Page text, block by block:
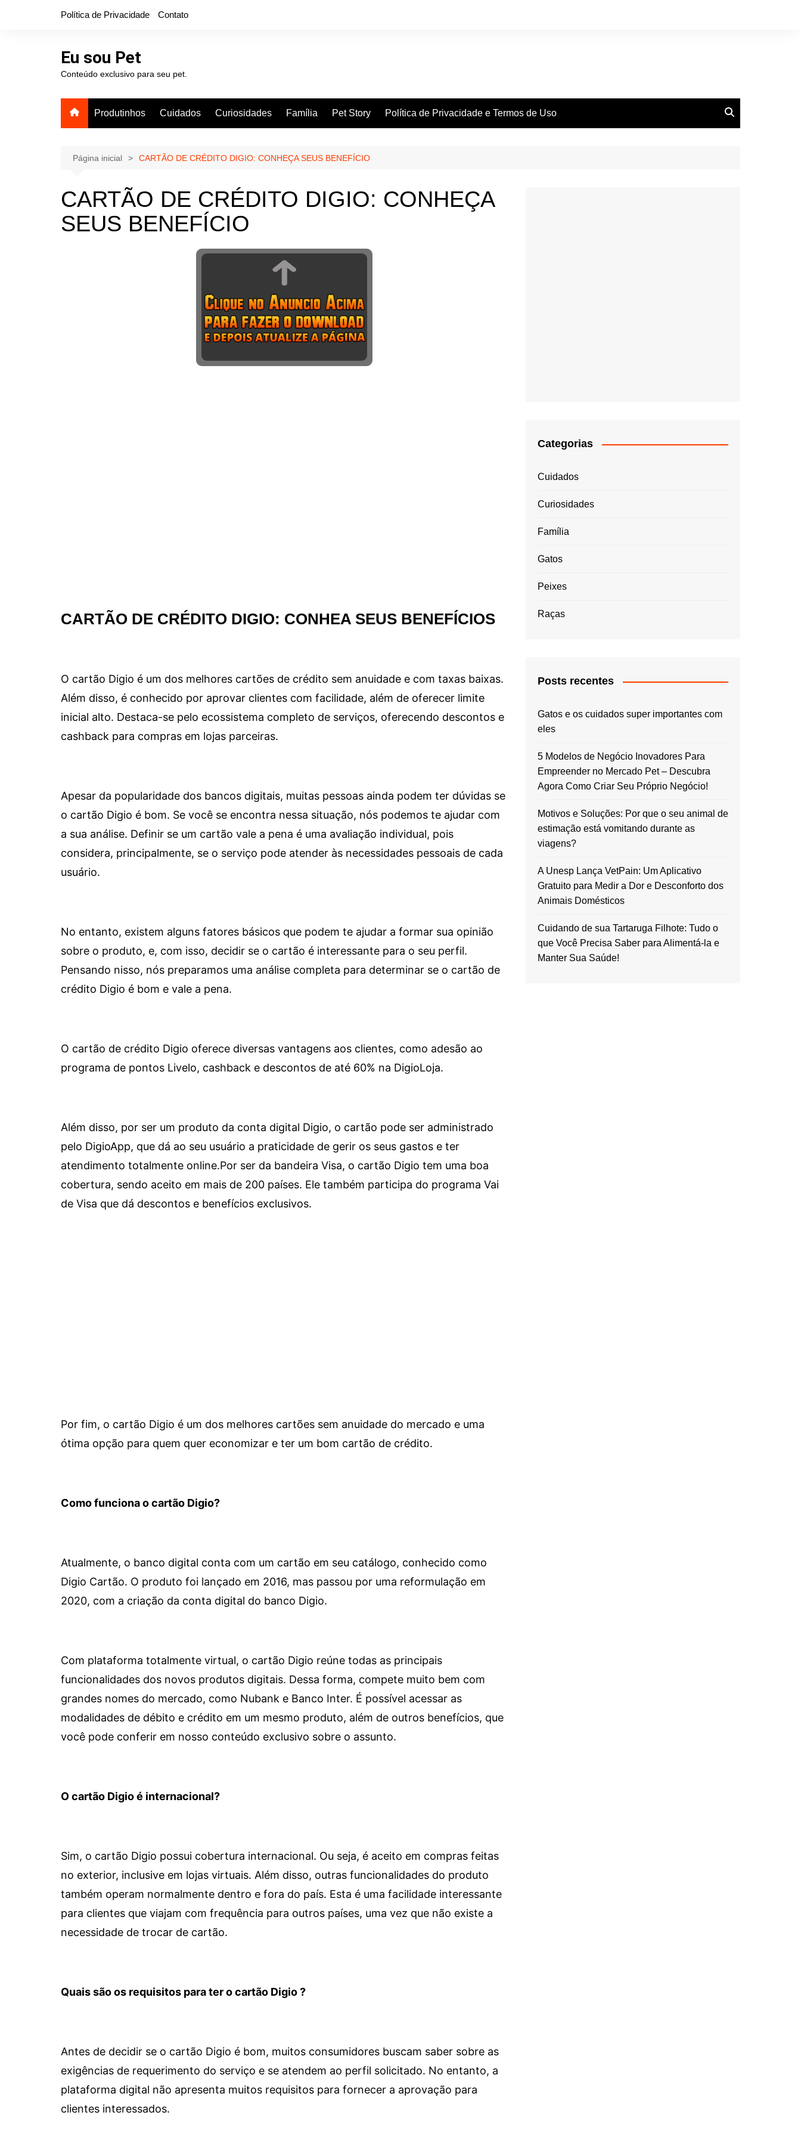
Política de Privacidade Contato
Eu sou Pet
Conteúdo exclusivo para seu pet.
Produtinhos Cuidados Curiosidades Família Pet Story Política de Privacidade e Termos de Uso
Página inicial CARTÃO DE CRÉDITO DIGIO: CONHEÇA SEUS BENEFÍCIO
CARTÃO DE CRÉDITO DIGIO: CONHEÇA
SEUS BENEFÍCIO
CARTÃO DE CRÉDITO DIGIO: CONHEA SEUS BENEFÍCIOS
O cartão Digio é um dos melhores cartões de crédito sem anuidade e com taxas baixas.
Além disso, é conhecido por aprovar clientes com facilidade, além de oferecer limite
inicial alto. Destaca-se pelo ecossistema completo de serviços, oferecendo descontos e
cashback para compras em lojas parceiras.
Apesar da popularidade dos bancos digitais, muitas pessoas ainda podem ter dúvidas se
o cartão Digio é bom. Se você se encontra nessa situação, nós podemos te ajudar com
a sua análise. Definir se um cartão vale a pena é uma avaliação individual, pois
considera, principalmente, se o serviço pode atender às necessidades pessoais de cada
usuário.
No entanto, existem alguns fatores básicos que podem te ajudar a formar sua opinião
sobre o produto, e, com isso, decidir se o cartão é interessante para o seu perfil.
Pensando nisso, nós preparamos uma análise completa para determinar se o cartão de
crédito Digio é bom e vale a pena.
O cartão de crédito Digio oferece diversas vantagens aos clientes, como adesão ao
programa de pontos Livelo, cashback e descontos de até 60% na DigioLoja.
Além disso, por ser um produto da conta digital Digio, o cartão pode ser administrado
pelo DigioApp, que dá ao seu usuário a praticidade de gerir os seus gastos e ter
atendimento totalmente online.Por ser da bandeira Visa, o cartão Digio tem uma boa
cobertura, sendo aceito em mais de 200 países. Ele também participa do programa Vai
de Visa que dá descontos e benefícios exclusivos.
Por fim, o cartão Digio é um dos melhores cartões sem anuidade do mercado e uma
ótima opção para quem quer economizar e ter um bom cartão de crédito.
Como funciona o cartão Digio?
Atualmente, o banco digital conta com um cartão em seu catálogo, conhecido como
Digio Cartão. O produto foi lançado em 2016, mas passou por uma reformulação em
2020, com a criação da conta digital do banco Digio.
Com plataforma totalmente virtual, o cartão Digio reúne todas as principais
funcionalidades dos novos produtos digitais. Dessa forma, compete muito bem com
grandes nomes do mercado, como Nubank e Banco Inter. É possível acessar as
modalidades de débito e crédito em um mesmo produto, além de outros benefícios, que
você pode conferir em nosso conteúdo exclusivo sobre o assunto.
O cartão Digio é internacional?
Sim, o cartão Digio possui cobertura internacional. Ou seja, é aceito em compras feitas
no exterior, inclusive em lojas virtuais. Além disso, outras funcionalidades do produto
também operam normalmente dentro e fora do país. Esta é uma facilidade interessante
para clientes que viajam com frequência para outros países, uma vez que não existe a
necessidade de trocar de cartão.
Quais são os requisitos para ter o cartão Digio ?
Antes de decidir se o cartão Digio é bom, muitos consumidores buscam saber sobre as
exigências de requerimento do serviço e se atendem ao perfil solicitado. No entanto, a
plataforma digital não apresenta muitos requisitos para fornecer a aprovação para
clientes interessados.
Categorias
Cuidados
Curiosidades
Família
Gatos
Peixes
Raças
Posts recentes
Gatos e os cuidados super importantes com
eles
5 Modelos de Negócio Inovadores Para
Empreender no Mercado Pet – Descubra
Agora Como Criar Seu Próprio Negócio!
Motivos e Soluções: Por que o seu animal de
estimação está vomitando durante as
viagens?
A Unesp Lança VetPain: Um Aplicativo
Gratuito para Medir a Dor e Desconforto dos
Animais Domésticos
Cuidando de sua Tartaruga Filhote: Tudo o
que Você Precisa Saber para Alimentá-la e
Manter Sua Saúde!